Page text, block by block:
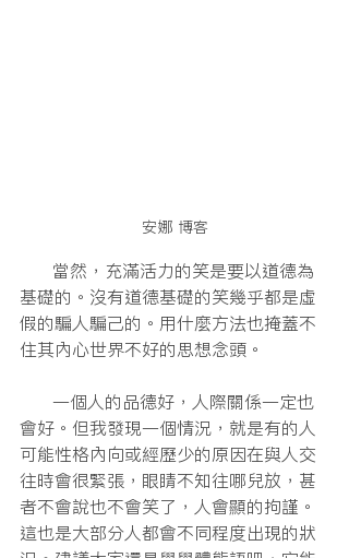
安娜 博客
基礎的。沒有道德基礎的笑幾乎都是虛
假的騙人騙己的。用什麼方法也掩蓋不
住其內心世界不好的思想念頭。
會好。但我發現一個情況，就是有的人
可能性格內向或經歷少的原因在與人交
往時會很緊張，眼睛不知往哪兒放，甚
者不會說也不會笑了，人會顯的拘謹。
這也是大部分人都會不同程度出現的狀